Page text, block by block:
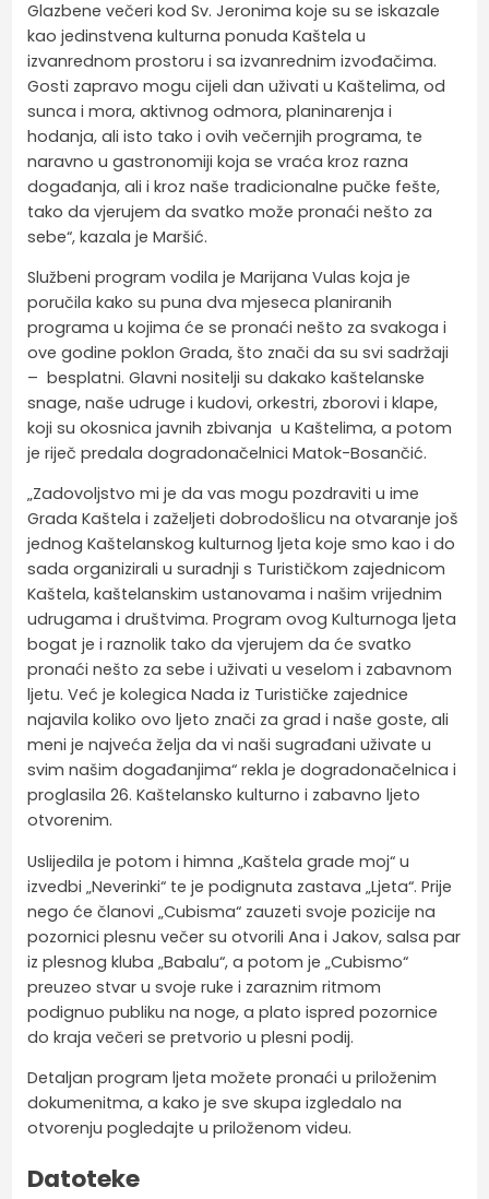
Glazbene večeri kod Sv. Jeronima koje su se iskazale
kao jedinstvena kulturna ponuda Kaštela u
izvanrednom prostoru i sa izvanrednim izvođačima.
Gosti zapravo mogu cijeli dan uživati u Kaštelima, od
sunca i mora, aktivnog odmora, planinarenja i
hodanja, ali isto tako i ovih večernjih programa, te
naravno u gastronomiji koja se vraća kroz razna
događanja, ali i kroz naše tradicionalne pučke fešte,
tako da vjerujem da svatko može pronaći nešto za
sebe“, kazala je Maršić.
Službeni program vodila je Marijana Vulas koja je
poručila kako su puna dva mjeseca planiranih
programa u kojima će se pronaći nešto za svakoga i
ove godine poklon Grada, što znači da su svi sadržaji
– besplatni. Glavni nositelji su dakako kaštelanske
snage, naše udruge i kudovi, orkestri, zborovi i klape,
koji su okosnica javnih zbivanja u Kaštelima, a potom
je riječ predala dogradonačelnici Matok-Bosančić.
„Zadovoljstvo mi je da vas mogu pozdraviti u ime
Grada Kaštela i zaželjeti dobrodošlicu na otvaranje još
jednog Kaštelanskog kulturnog ljeta koje smo kao i do
sada organizirali u suradnji s Turističkom zajednicom
Kaštela, kaštelanskim ustanovama i našim vrijednim
udrugama i društvima. Program ovog Kulturnoga ljeta
bogat je i raznolik tako da vjerujem da će svatko
pronaći nešto za sebe i uživati u veselom i zabavnom
ljetu. Već je kolegica Nada iz Turističke zajednice
najavila koliko ovo ljeto znači za grad i naše goste, ali
meni je najveća želja da vi naši sugrađani uživate u
svim našim događanjima“ rekla je dogradonačelnica i
proglasila 26. Kaštelansko kulturno i zabavno ljeto
otvorenim.
Uslijedila je potom i himna „Kaštela grade moj“ u
izvedbi „Neverinki“ te je podignuta zastava „Ljeta“. Prije
nego će članovi „Cubisma“ zauzeti svoje pozicije na
pozornici plesnu večer su otvorili Ana i Jakov, salsa par
iz plesnog kluba „Babalu“, a potom je „Cubismo“
preuzeo stvar u svoje ruke i zaraznim ritmom
podignuo publiku na noge, a plato ispred pozornice
do kraja večeri se pretvorio u plesni podij.
Detaljan program ljeta možete pronaći u priloženim
dokumenitma, a kako je sve skupa izgledalo na
otvorenju pogledajte u priloženom videu.
Datoteke